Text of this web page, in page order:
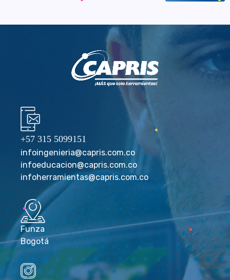
+57 315 5099151
infoingenieria@capris.com.co
infoeducacion@capris.com.co
infoherramientas@capris.com.co
Funza
Bogotá